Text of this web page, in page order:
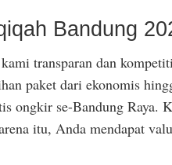
Bandung
transparan dan
paket dari ekonomis
ongkir se-Bandung Raya.
itu, Anda mendapat